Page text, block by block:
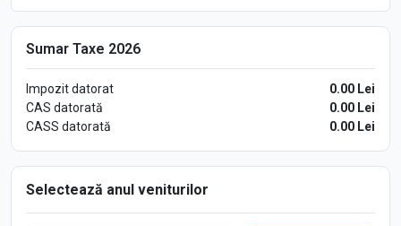
Sumar Taxe 2026
Impozit datorat
0.00 Lei
CAS datorată
0.00 Lei
CASS datorată
0.00 Lei
Selectează anul veniturilor